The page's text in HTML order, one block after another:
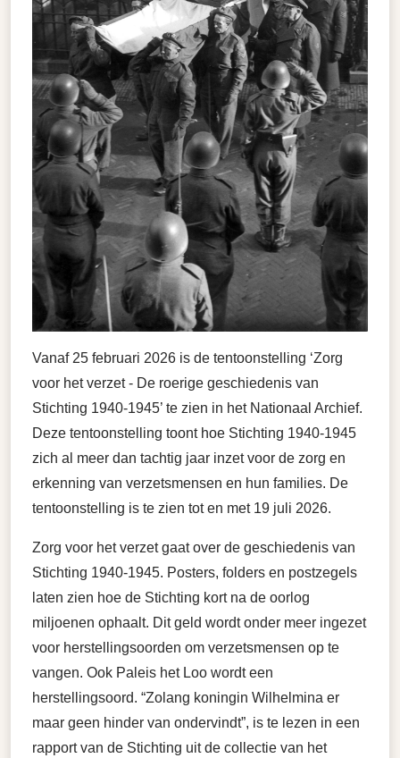
Vanaf 25 februari 2026 is de tentoonstelling ‘Zorg
voor het verzet - De roerige geschiedenis van
Stichting 1940-1945’ te zien in het Nationaal Archief.
Deze tentoonstelling toont hoe Stichting 1940-1945
zich al meer dan tachtig jaar inzet voor de zorg en
erkenning van verzetsmensen en hun families. De
tentoonstelling is te zien tot en met 19 juli 2026.
Zorg voor het verzet gaat over de geschiedenis van
Stichting 1940-1945. Posters, folders en postzegels
laten zien hoe de Stichting kort na de oorlog
miljoenen ophaalt. Dit geld wordt onder meer ingezet
voor herstellingsoorden om verzetsmensen op te
vangen. Ook Paleis het Loo wordt een
herstellingsoord. “Zolang koningin Wilhelmina er
maar geen hinder van ondervindt”, is te lezen in een
rapport van de Stichting uit de collectie van het